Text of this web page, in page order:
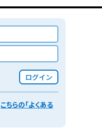
ログイン
こちらの「よくある